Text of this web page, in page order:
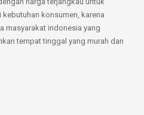
kebutuhan konsumen, karena
masyarakat indonesia yang
tempat tinggal yang murah dan